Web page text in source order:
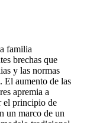
familia
brechas que
y las normas
El aumento de las
apremia a
el principio de
un marco de un